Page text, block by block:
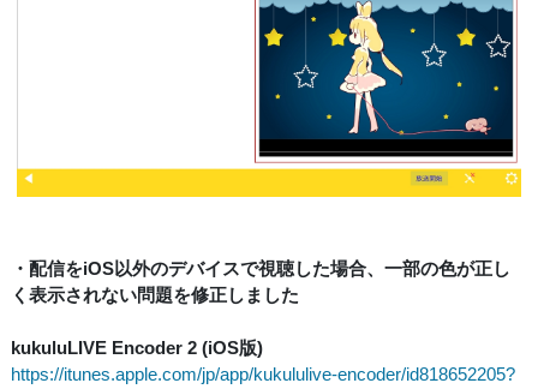
・配信をiOS以外のデバイスで視聴した場合、一部の色が正し
く表示されない問題を修正しました
kukuluLIVE Encoder 2 (iOS版)
https://itunes.apple.com/jp/app/kukululive-encoder/id818652205?